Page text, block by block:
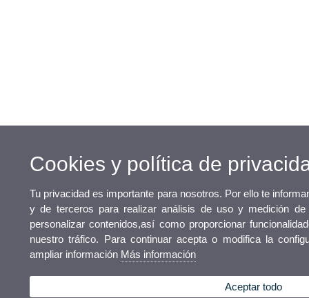
Cookies y política de
Tu privacidad es importante para nosotros. Por ello te
y de terceros para realizar análisis de uso y medición
personalizar contenidos,así como proporcionar
nuestro tráfico. Para continuar acepta o modifica la
ampliar información Más información
Aceptar todo